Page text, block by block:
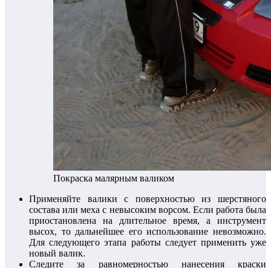
Покраска малярным валиком
Применяйте валики с поверхностью из шерстяного
состава или меха с невысоким ворсом. Если работа была
приостановлена на длительное время, а инструмент
высох, то дальнейшее его использование невозможно.
Для следующего этапа работы следует применить уже
новый валик.
Следите за равномерностью нанесения краски